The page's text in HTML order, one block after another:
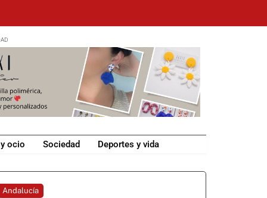
ocio Sociedad Deportes y vida
Andalucía